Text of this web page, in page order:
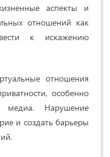
аспекты и
отношений как
к искажению
отношения
особенно
медиа. Нарушение
и создать барьеры